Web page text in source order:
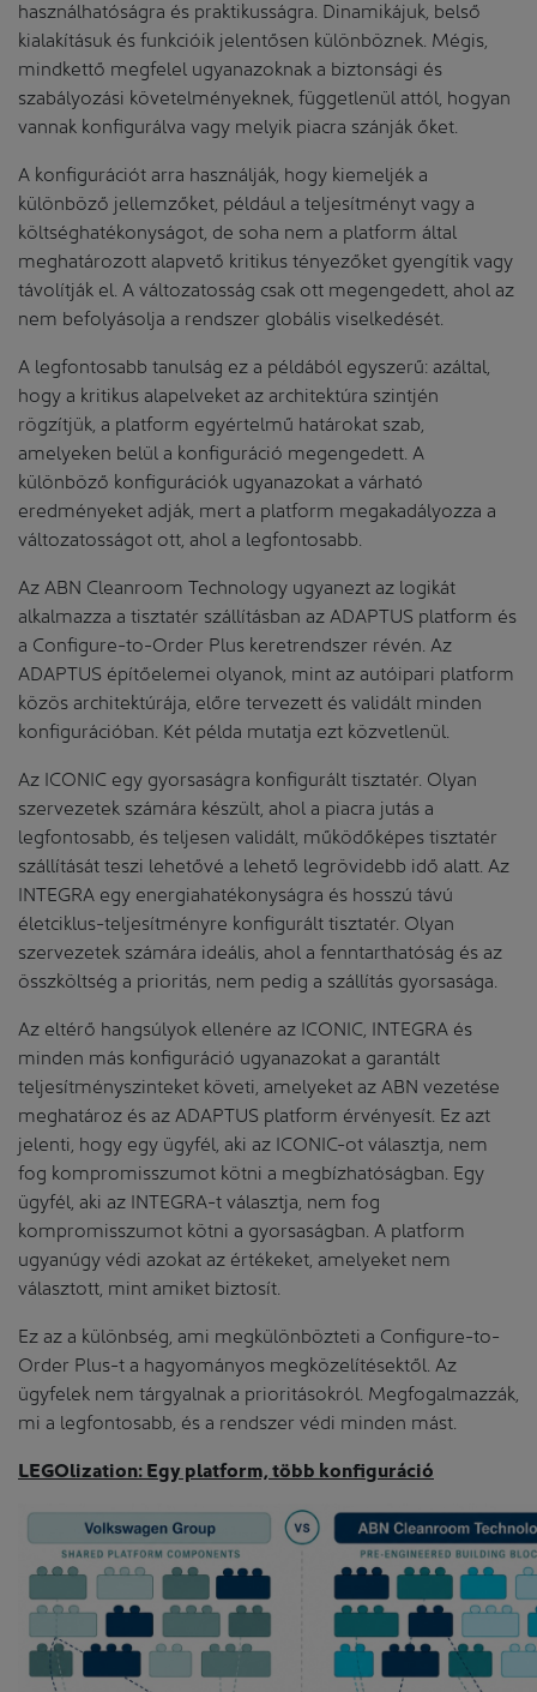
használhatóságra és praktikusságra. Dinamikájuk, belső
kialakításuk és funkcióik jelentősen különböznek. Mégis,
mindkettő megfelel ugyanazoknak a biztonsági és
szabályozási követelményeknek, függetlenül attól, hogyan
vannak konfigurálva vagy melyik piacra szánják őket.
A konfigurációt arra használják, hogy kiemeljék a
különböző jellemzőket, például a teljesítményt vagy a
költséghatékonyságot, de soha nem a platform által
meghatározott alapvető kritikus tényezőket gyengítik vagy
távolítják el. A változatosság csak ott megengedett, ahol az
nem befolyásolja a rendszer globális viselkedését.
A legfontosabb tanulság ez a példából egyszerű: azáltal,
hogy a kritikus alapelveket az architektúra szintjén
rögzítjük, a platform egyértelmű határokat szab,
amelyeken belül a konfiguráció megengedett. A
különböző konfigurációk ugyanazokat a várható
eredményeket adják, mert a platform megakadályozza a
változatosságot ott, ahol a legfontosabb.
Az ABN Cleanroom Technology ugyanezt az logikát
alkalmazza a tisztatér szállításban az ADAPTUS platform és
a Configure-to-Order Plus keretrendszer révén. Az
ADAPTUS építőelemei olyanok, mint az autóipari platform
közös architektúrája, előre tervezett és validált minden
konfigurációban. Két példa mutatja ezt közvetlenül.
Az ICONIC egy gyorsaságra konfigurált tisztatér. Olyan
szervezetek számára készült, ahol a piacra jutás a
legfontosabb, és teljesen validált, működőképes tisztatér
szállítását teszi lehetővé a lehető legrövidebb idő alatt. Az
INTEGRA egy energiahatékonyságra és hosszú távú
életciklus-teljesítményre konfigurált tisztatér. Olyan
szervezetek számára ideális, ahol a fenntarthatóság és az
összköltség a prioritás, nem pedig a szállítás gyorsasága.
Az eltérő hangsúlyok ellenére az ICONIC, INTEGRA és
minden más konfiguráció ugyanazokat a garantált
teljesítményszinteket követi, amelyeket az ABN vezetése
meghatároz és az ADAPTUS platform érvényesít. Ez azt
jelenti, hogy egy ügyfél, aki az ICONIC-ot választja, nem
fog kompromisszumot kötni a megbízhatóságban. Egy
ügyfél, aki az INTEGRA-t választja, nem fog
kompromisszumot kötni a gyorsaságban. A platform
ugyanúgy védi azokat az értékeket, amelyeket nem
választott, mint amiket biztosít.
Ez az a különbség, ami megkülönbözteti a Configure-to-
Order Plus-t a hagyományos megközelítésektől. Az
ügyfelek nem tárgyalnak a prioritásokról. Megfogalmazzák,
mi a legfontosabb, és a rendszer védi minden mást.
LEGOlization: Egy platform, több konfiguráció